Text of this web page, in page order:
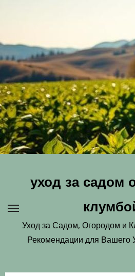
уход за садом
Уход за Садом, Огородом и
Рекомендации для Вашего